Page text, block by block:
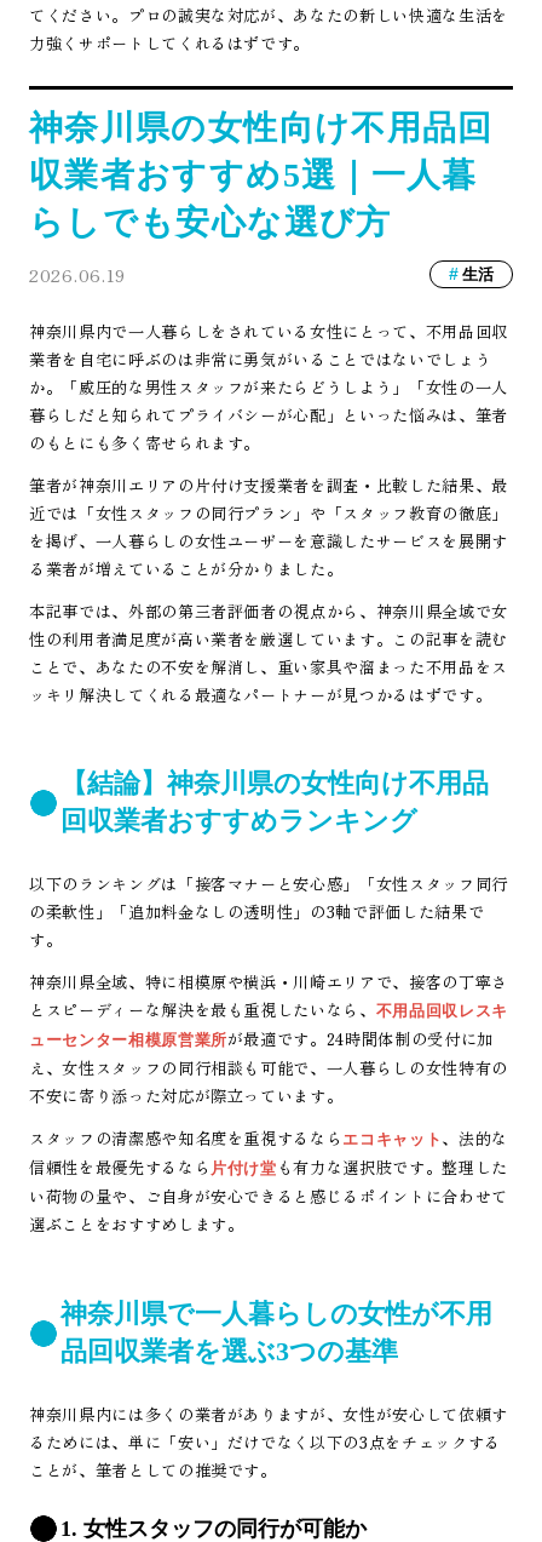
てください。プロの誠実な対応が、あなたの新しい快適な生活を
力強くサポートしてくれるはずです。
神奈川県の女性向け不用品回
収業者おすすめ5選｜一人暮
らしでも安心な選び方
2026.06.19 生活
神奈川県内で一人暮らしをされている女性にとって、不用品回収
業者を自宅に呼ぶのは非常に勇気がいることではないでしょう
か。「威圧的な男性スタッフが来たらどうしよう」「女性の一人
暮らしだと知られてプライバシーが心配」といった悩みは、筆者
のもとにも多く寄せられます。
筆者が神奈川エリアの片付け支援業者を調査・比較した結果、最
近では「女性スタッフの同行プラン」や「スタッフ教育の徹底」
を掲げ、一人暮らしの女性ユーザーを意識したサービスを展開す
る業者が増えていることが分かりました。
本記事では、外部の第三者評価者の視点から、神奈川県全域で女
性の利用者満足度が高い業者を厳選しています。この記事を読む
ことで、あなたの不安を解消し、重い家具や溜まった不用品をス
ッキリ解決してくれる最適なパートナーが見つかるはずです。
【結論】神奈川県の女性向け不用品
回収業者おすすめランキング
以下のランキングは「接客マナーと安心感」「女性スタッフ同行
の柔軟性」「追加料金なしの透明性」の3軸で評価した結果で
す。
神奈川県全域、特に相模原や横浜・川崎エリアで、接客の丁寧さ
とスピーディーな解決を最も重視したいなら、 不用品回収レスキ
ューセンター相模原営業所が最適です。24時間体制の受付に加
え、女性スタッフの同行相談も可能で、一人暮らしの女性特有の
不安に寄り添った対応が際立っています。
スタッフの清潔感や知名度を重視するなら エコキャット 、法的な
信頼性を最優先するなら 片付け堂 も有力な選択肢です。整理した
い荷物の量や、ご自身が安心できると感じるポイントに合わせて
選ぶことをおすすめします。
神奈川県で一人暮らしの女性が不用
品回収業者を選ぶ3つの基準
神奈川県内には多くの業者がありますが、女性が安心して依頼す
るためには、単に「安い」だけでなく以下の3点をチェックする
ことが、筆者としての推奨です。
1. 女性スタッフの同行が可能か